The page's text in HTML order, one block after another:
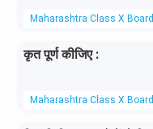
Maharashtra Class X
कृत पूर्ण कीजिए :
Maharashtra Class X